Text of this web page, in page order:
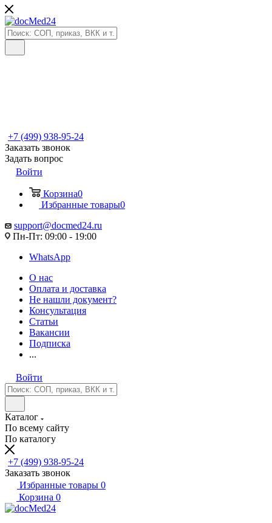
+7 (499) 938-95-24
Заказать звонок
Задать вопрос
Войти
Корзина0
Избранные товары0
support@docmed24.ru
Пн-Пт: 09:00 - 19:00
WhatsApp
О нас
Оплата и доставка
Не нашли документ?
Консультация
Статьи
Вакансии
Подписка
...
Войти
Каталог
По всему сайту
По каталогу
+7 (499) 938-95-24
Заказать звонок
Избранные товары 0
Корзина 0